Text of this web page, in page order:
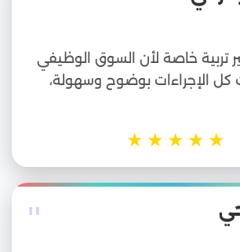
تربية خاصة لأن السوق الوظيفي
كل الإجراءات بوضوح وسهولة،
★
★
★
★
★
"